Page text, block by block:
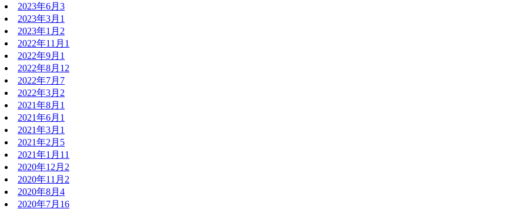
2023年6月 3
2023年3月 1
2023年1月 2
2022年11月 1
2022年9月 1
2022年8月 12
2022年7月 7
2022年3月 2
2021年8月 1
2021年6月 1
2021年3月 1
2021年2月 5
2021年1月 11
2020年12月 2
2020年11月 2
2020年8月 4
2020年7月 16